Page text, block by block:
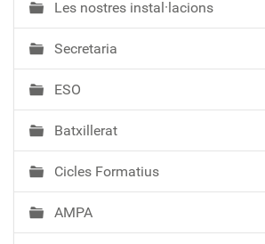
v
e
g
a
c
ó
Les nostres instal·lacions
Secretaria
ESO
Batxillerat
Cicles Formatius
AMPA